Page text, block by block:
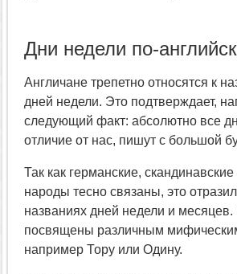
Дни недели по-
Англичане трепетно относятся к
дней недели. Это подтверждает,
следующий факт: абсолютно все
отличие от нас, пишут с большой
Так как германские,
народы тесно связаны, это
названиях дней недели и
посвящены различным
например Тору или Одину.